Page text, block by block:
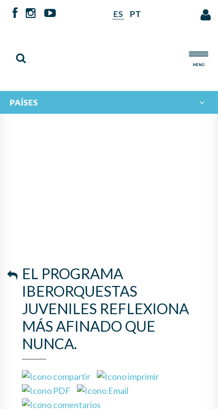
ES PT
MENÚ
PAÍSES
EL PROGRAMA
IBERORQUESTAS
JUVENILES REFLEXIONA
MÁS AFINADO QUE
NUNCA.